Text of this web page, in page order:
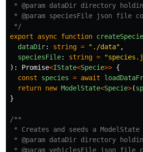
* @param dataDir directory
* @param speciesFile json file
*/
export
async function
dataDir: string = " ./data" ,
speciesFile: string = "
):
Promise<IState<Specie>> {
const
species = await
return new ModelState<Specie>(
}
/**
* Creates and seeds a
* @param dataDir directory
* @param vehiclesFile json file